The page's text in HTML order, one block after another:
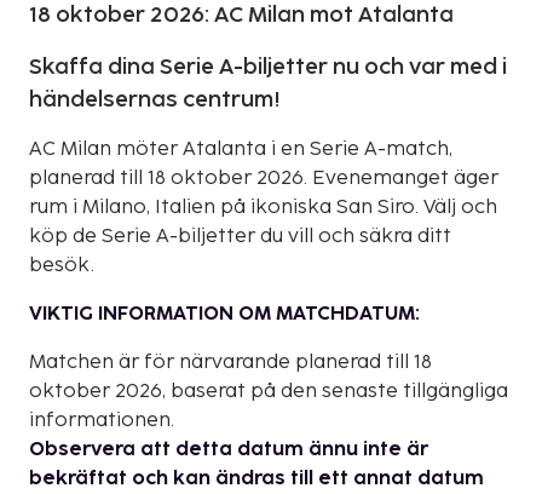
18 oktober 2026: AC Milan mot Atalanta
Skaffa dina Serie A-biljetter nu och var med i
händelsernas centrum!
AC Milan möter Atalanta i en Serie A-match,
planerad till 18 oktober 2026. Evenemanget äger
rum i Milano, Italien på ikoniska San Siro. Välj och
köp de Serie A-biljetter du vill och säkra ditt
besök.
VIKTIG INFORMATION OM MATCHDATUM:
Matchen är för närvarande planerad till 18
oktober 2026, baserat på den senaste tillgängliga
informationen.
Observera att detta datum ännu inte är
bekräftat och kan ändras till ett annat datum